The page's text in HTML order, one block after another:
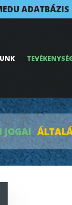
ADATBÁZIS
JOGAI